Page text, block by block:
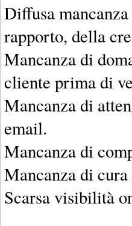
Diffusa
rapporto, della
Mancanza di
cliente prima di
Mancanza di
email.
Mancanza di
Mancanza di
Scarsa visibilità